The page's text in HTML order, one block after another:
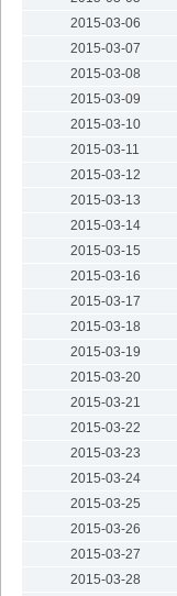
2015-03-06
2015-03-07
2015-03-08
2015-03-09
2015-03-10
2015-03-11
2015-03-12
2015-03-13
2015-03-14
2015-03-15
2015-03-16
2015-03-17
2015-03-18
2015-03-19
2015-03-20
2015-03-21
2015-03-22
2015-03-23
2015-03-24
2015-03-25
2015-03-26
2015-03-27
2015-03-28